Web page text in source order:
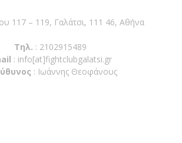
117 – 119, Γαλάτσι, 111 46, Αθήνα
Τηλ. : 2102915489
: info[at]fightclubgalatsi.gr
: Ιωάννης Θεοφάνους